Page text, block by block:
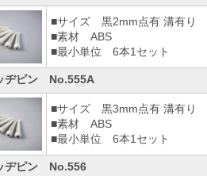
■サイズ 黒2mm点有 溝有り
■素材 ABS
■最小単位 6本1セット
ヂピン No.555A
■サイズ 黒3mm点有 溝有り
■素材 ABS
■最小単位 6本1セット
ヂピン No.556